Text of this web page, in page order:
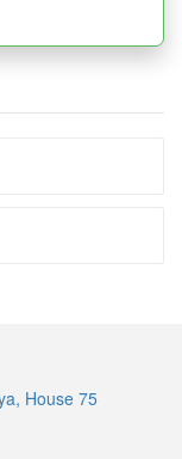
House 75